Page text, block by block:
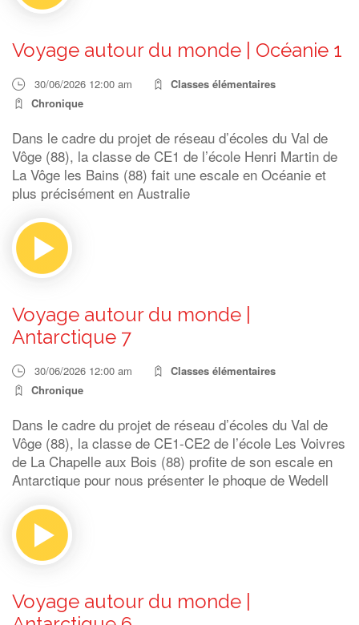
Voyage autour du monde | Océanie 1
30/06/2026 12:00 am
Classes élémentaires
Chronique
Dans le cadre du projet de réseau d’écoles du Val de
Vôge (88), la classe de CE1 de l’école Henri Martin de
La Vôge les Bains (88) fait une escale en Océanie et
plus précisément en Australie
Voyage autour du monde |
Antarctique 7
30/06/2026 12:00 am
Classes élémentaires
Chronique
Dans le cadre du projet de réseau d’écoles du Val de
Vôge (88), la classe de CE1-CE2 de l’école Les Voivres
de La Chapelle aux Bois (88) profite de son escale en
Antarctique pour nous présenter le phoque de Wedell
Voyage autour du monde |